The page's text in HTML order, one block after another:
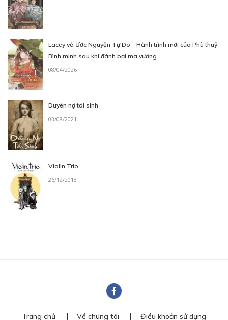
Lacey và Ước Nguyện Tự Do – Hành trình mới của Phù thuỷ
Bình minh sau khi đánh bại ma vương
08/04/2026
Duyên nợ tái sinh
03/08/2021
Violin Trio
26/12/2018
Trang chủ Về chúng tôi Điều khoản sử dụng